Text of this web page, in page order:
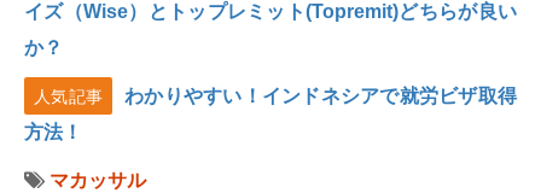
イズ（Wise）とトップレミット(Topremit)どちらが良い
か？
人気記事
わかりやすい！インドネシアで就労ビザ取得
方法！
マカッサル